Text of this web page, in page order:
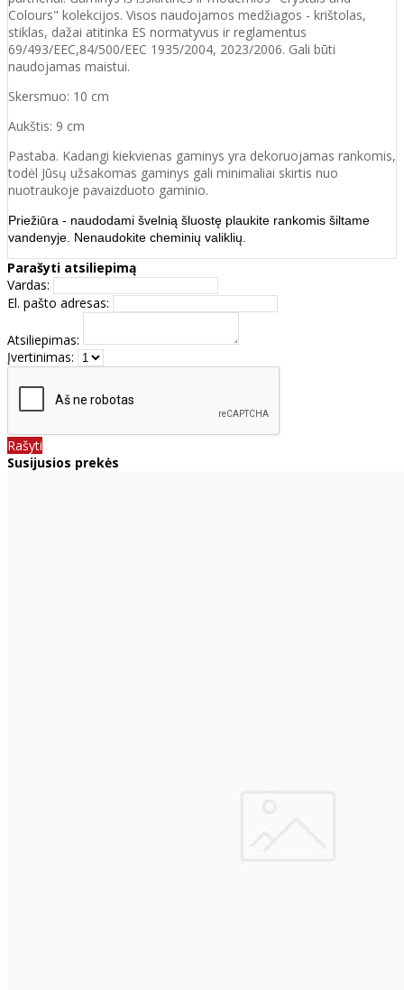
Colours" kolekcijos. Visos naudojamos medžiagos - krištolas,
stiklas, dažai atitinka ES normatyvus ir reglamentus
69/493/EEC,84/500/EEC 1935/2004, 2023/2006. Gali būti
naudojamas maistui.
Skersmuo: 10 cm
Aukštis: 9 cm
Pastaba. Kadangi kiekvienas gaminys yra dekoruojamas rankomis,
todėl Jūsų užsakomas gaminys gali minimaliai skirtis nuo
nuotraukoje pavaizduoto gaminio.
Priežiūra - naudodami švelnią šluostę plaukite rankomis šiltame
vandenyje. Nenaudokite cheminių valiklių.
Parašyti atsiliepimą
Vardas:
El. pašto adresas:
Atsiliepimas:
Įvertinimas:
Rašyti
Susijusios prekės